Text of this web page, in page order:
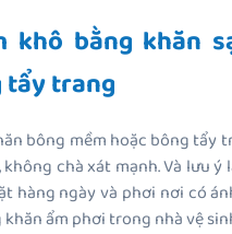
khô bằng khăn
tẩy trang
bông mềm hoặc bông tẩy
không chà xát mạnh. Và lưu ý
hàng ngày và phơi nơi có
khăn ẩm phơi trong nhà vệ